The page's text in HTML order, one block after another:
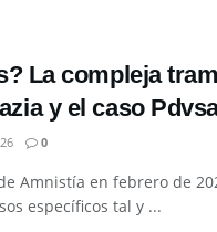
La compleja
y el caso
0
Amnistía en febrero de
específicos tal y ...